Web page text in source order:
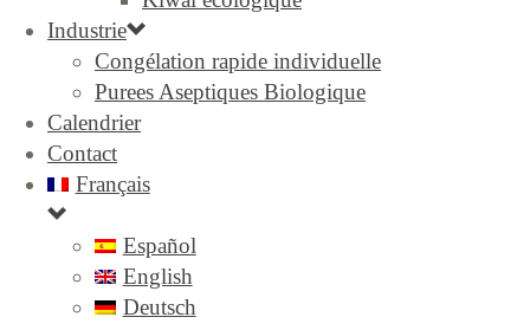
Industrie
Congélation rapide individuelle
Purees Aseptiques Biologique
Calendrier
Contact
Français
Español
English
Deutsch